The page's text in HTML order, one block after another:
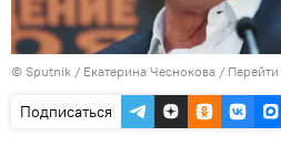
© Sputnik / Екатерина Чеснокова /
Подписаться